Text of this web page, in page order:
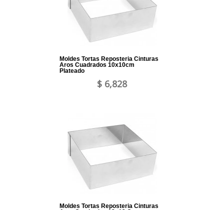
Moldes Tortas Reposteria Cinturas
Aros Cuadrados 10x10cm
Plateado
$ 6,828
Moldes Tortas Reposteria Cinturas